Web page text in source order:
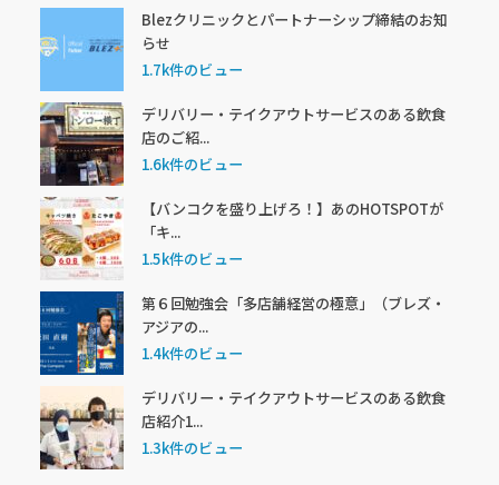
Blezクリニックとパートナーシップ締結のお知
らせ
1.7k件のビュー
デリバリー・テイクアウトサービスのある飲食
店のご紹...
1.6k件のビュー
【バンコクを盛り上げろ！】あのHOTSPOTが
「キ...
1.5k件のビュー
第６回勉強会「多店舗経営の極意」（ブレズ・
アジアの...
1.4k件のビュー
デリバリー・テイクアウトサービスのある飲食
店紹介1...
1.3k件のビュー